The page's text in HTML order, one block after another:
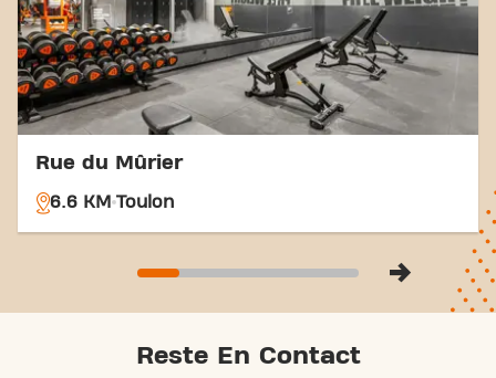
Rue du Mûrier
6.6 KM Toulon
Reste En Contact